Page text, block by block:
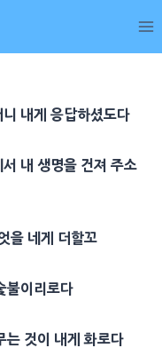
내게 응답하셨도다
내 생명을 건져 주소
을 네게 더할꼬
불이리로다
는 것이 내게 화로다